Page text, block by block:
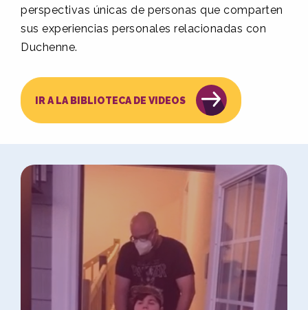
perspectivas únicas de personas que comparten
sus experiencias personales relacionadas con
Duchenne.
IR A LA BIBLIOTECA DE VIDEOS